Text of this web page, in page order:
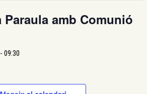
amb Comunió
- 09:30